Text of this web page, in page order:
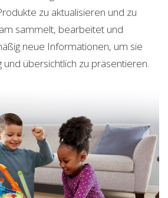
zu aktualisieren und zu
sammelt, bearbeitet und
neue Informationen, um sie
und übersichtlich zu präsentieren.